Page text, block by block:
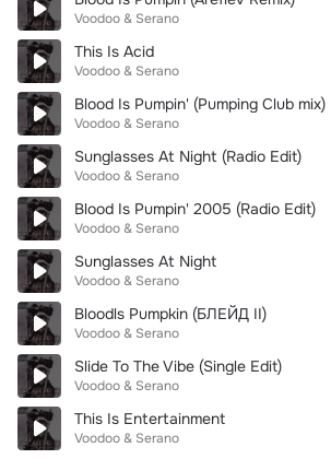
Voodoo & Serano
This Is Acid
Voodoo & Serano
Blood Is Pumpin' (Pumping Club mix)
Voodoo & Serano
Sunglasses At Night (Radio Edit)
Voodoo & Serano
Blood Is Pumpin' 2005 (Radio Edit)
Voodoo & Serano
Sunglasses At Night
Voodoo & Serano
Bloodls Pumpkin (БЛЕЙД II)
Voodoo & Serano
Slide To The Vibe (Single Edit)
Voodoo & Serano
This Is Entertainment
Voodoo & Serano